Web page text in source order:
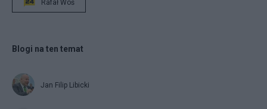
Rafał Woś
Blogi na ten temat
Jan Filip Libicki